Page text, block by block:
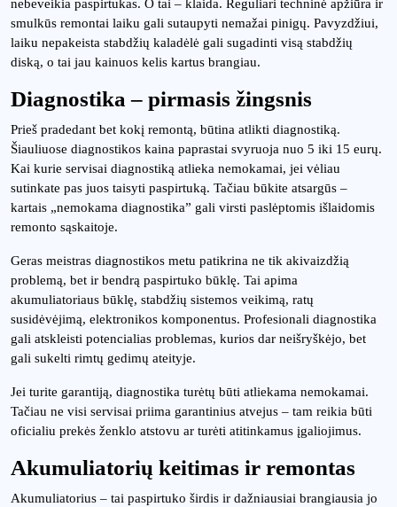
nebeveikia paspirtukas. O tai – klaida. Reguliari techninė apžiūra ir
smulkūs remontai laiku gali sutaupyti nemažai pinigų. Pavyzdžiui,
laiku nepakeista stabdžių kaladėlė gali sugadinti visą stabdžių
diską, o tai jau kainuos kelis kartus brangiau.
Diagnostika – pirmasis žingsnis
Prieš pradedant bet kokį remontą, būtina atlikti diagnostiką.
Šiauliuose diagnostikos kaina paprastai svyruoja nuo 5 iki 15 eurų.
Kai kurie servisai diagnostiką atlieka nemokamai, jei vėliau
sutinkate pas juos taisyti paspirtuką. Tačiau būkite atsargūs –
kartais „nemokama diagnostika” gali virsti paslėptomis išlaidomis
remonto sąskaitoje.
Geras meistras diagnostikos metu patikrina ne tik akivaizdžią
problemą, bet ir bendrą paspirtuko būklę. Tai apima
akumuliatoriaus būklę, stabdžių sistemos veikimą, ratų
susidėvėjimą, elektronikos komponentus. Profesionali diagnostika
gali atskleisti potencialias problemas, kurios dar neišryškėjo, bet
gali sukelti rimtų gedimų ateityje.
Jei turite garantiją, diagnostika turėtų būti atliekama nemokamai.
Tačiau ne visi servisai priima garantinius atvejus – tam reikia būti
oficialiu prekės ženklo atstovu ar turėti atitinkamus įgaliojimus.
Akumuliatorių keitimas ir remontas
Akumuliatorius – tai paspirtuko širdis ir dažniausiai brangiausia jo